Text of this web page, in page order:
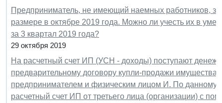
Предприниматель, не имеющий наемных работников,
размере в октябре 2019 года. Можно ли учесть их в
за 3 квартал 2019 года?
29 октября 2019
На расчетный счет ИП (УСН - доходы) поступают
предварительному договору купли-продажи
предпринимателем и физическим лицом И. По данному
расчетный счет ИП от третьего лица (организации) с